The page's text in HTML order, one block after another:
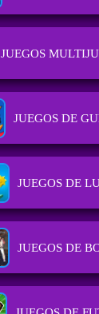
JUEGOS
JUEGOS DE
JUEGOS DE
JUEGOS DE